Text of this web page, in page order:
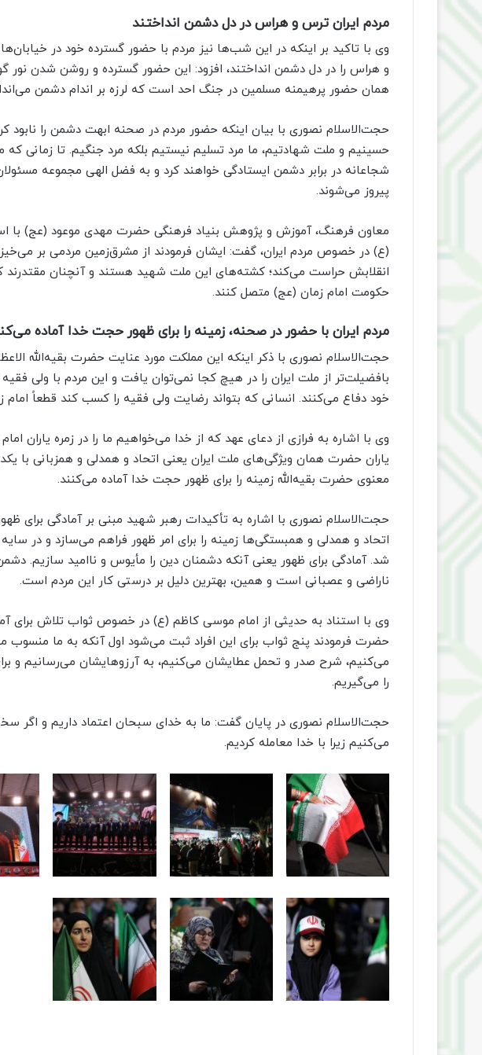
مردم ایران ترس و هراس در دل دشمن انداختند
وی با تاکید بر اینکه در این شب‌ها نیز مردم با حضور گسترده خود در
و هراس را در دل دشمن انداختند، افزود: این حضور گسترده و روشن شدن نور
همان حضور پرهیمنه مسلمین در جنگ احد است که لرزه بر اندام دشمن
حجت‌الاسلام نصوری با بیان اینکه حضور مردم در صحنه ابهت دشمن را نابود
حسینیم و ملت شهادتیم، ما مرد تسلیم نیستیم بلکه مرد جنگیم. تا زمانی که
شجاعانه در برابر دشمن ایستادگی خواهند کرد و به فضل الهی مجموعه
پیروز می‌شوند.
معاون فرهنگ، آموزش و پژوهش بنیاد فرهنگی حضرت مهدی موعود (عج) با
(ع) در خصوص مردم ایران، گفت: ایشان فرمودند از مشرق‌زمین مردمی بر
انقلابش حراست می‌کند؛ کشته‌های این ملت شهید هستند و آنچنان مقتدرند
حکومت امام زمان (عج) متصل کنند.
مردم ایران با حضور در صحنه، زمینه را برای ظهور حجت خدا آماده
حجت‌الاسلام نصوری با ذکر اینکه این مملکت مورد عنایت حضرت بقیه‌الله
بافضیلت‌تر از ملت ایران را در هیچ کجا نمی‌توان یافت و این مردم با ولی
خود دفاع می‌کنند. انسانی که بتواند رضایت ولی فقیه را کسب کند قطعاً امام
وی با اشاره به فرازی از دعای عهد که از خدا می‌خواهیم ما را در زمره یاران
یاران حضرت همان ویژگی‌های ملت ایران یعنی اتحاد و همدلی و همزبانی با
معنوی حضرت بقیه‌الله زمینه را برای ظهور حجت خدا آماده می‌کنند.
حجت‌الاسلام نصوری با اشاره به تأکیدات رهبر شهید مبنی بر آمادگی برای
اتحاد و همدلی و همبستگی‌ها زمینه را برای امر ظهور فراهم می‌سازد و در
شد. آمادگی برای ظهور یعنی آنکه دشمنان دین را مأیوس و ناامید سازیم.
ناراضی و عصبانی است و همین، بهترین دلیل بر درستی کار این مردم است.
وی با استناد به حدیثی از امام موسی کاظم (ع) در خصوص ثواب تلاش برای
حضرت فرمودند پنج ثواب برای این افراد ثبت می‌شود اول آنکه به ما منسوب
می‌کنیم، شرح صدر و تحمل عطایشان می‌کنیم، به آرزوهایشان می‌رسانیم و
را می‌گیریم.
حجت‌الاسلام نصوری در پایان گفت: ما به خدای سبحان اعتماد داریم و اگر
می‌کنیم زیرا با خدا معامله کردیم.